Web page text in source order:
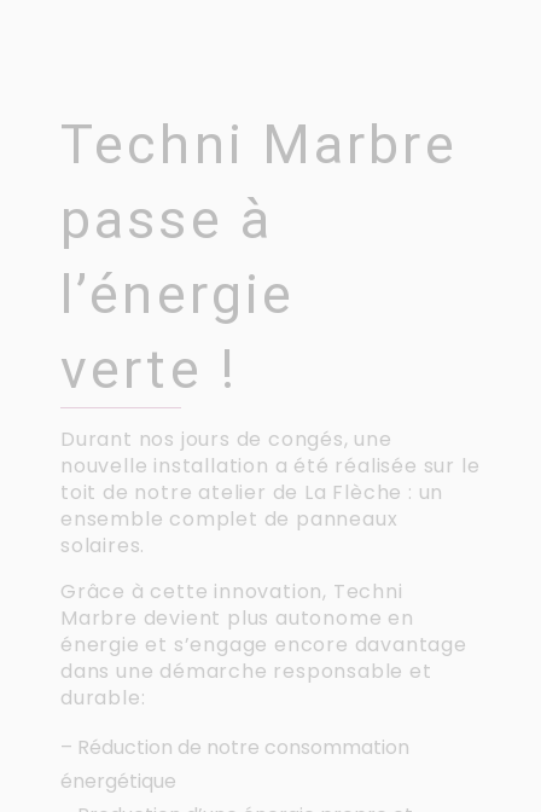
Techni Marbre
passe à
l’énergie
verte !
Durant nos jours de congés, une
nouvelle installation a été réalisée sur le
toit de notre atelier de La Flèche : un
ensemble complet de panneaux
solaires.
Grâce à cette innovation, Techni
Marbre devient plus autonome en
énergie et s’engage encore davantage
dans une démarche responsable et
durable:
– Réduction de notre consommation
énergétique